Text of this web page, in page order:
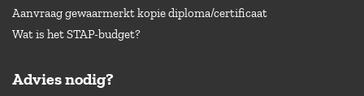
Aanvraag gewaarmerkt kopie diploma/certificaat
Wat is het STAP-budget?
Advies nodig?